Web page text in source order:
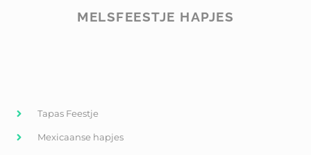
MELSFEESTJE HAPJES
Tapas Feestje
Mexicaanse hapjes